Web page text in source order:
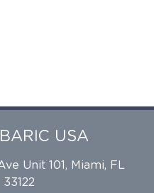
USA
Unit 101, Miami, FL
33122